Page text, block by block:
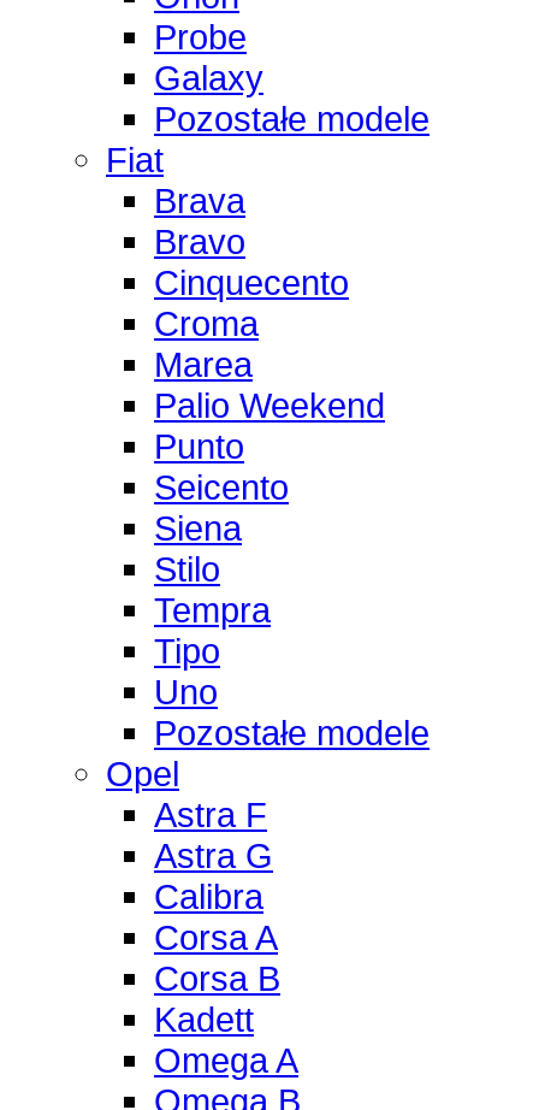
Probe
Galaxy
Pozostałe modele
Fiat
Brava
Bravo
Cinquecento
Croma
Marea
Palio Weekend
Punto
Seicento
Siena
Stilo
Tempra
Tipo
Uno
Pozostałe modele
Opel
Astra F
Astra G
Calibra
Corsa A
Corsa B
Kadett
Omega A
Omega B